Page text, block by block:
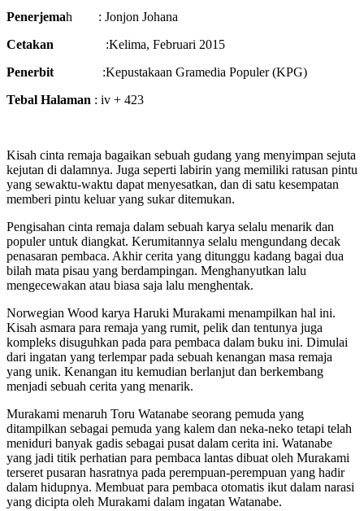
Penerjemah : Jonjon Johana
Cetakan :Kelima, Februari 2015
Penerbit :Kepustakaan Gramedia Populer (KPG)
Tebal Halaman : iv + 423
Kisah cinta remaja bagaikan sebuah gudang yang menyimpan sejuta
kejutan di dalamnya. Juga seperti labirin yang memiliki ratusan pintu
yang sewaktu-waktu dapat menyesatkan, dan di satu kesempatan
memberi pintu keluar yang sukar ditemukan.
Pengisahan cinta remaja dalam sebuah karya selalu menarik dan
populer untuk diangkat. Kerumitannya selalu mengundang decak
penasaran pembaca. Akhir cerita yang ditunggu kadang bagai dua
bilah mata pisau yang berdampingan. Menghanyutkan lalu
mengecewakan atau biasa saja lalu menghentak.
Norwegian Wood karya Haruki Murakami menampilkan hal ini.
Kisah asmara para remaja yang rumit, pelik dan tentunya juga
kompleks disuguhkan pada para pembaca dalam buku ini. Dimulai
dari ingatan yang terlempar pada sebuah kenangan masa remaja
yang unik. Kenangan itu kemudian berlanjut dan berkembang
menjadi sebuah cerita yang menarik.
Murakami menaruh Toru Watanabe seorang pemuda yang
ditampilkan sebagai pemuda yang kalem dan neka-neko tetapi telah
meniduri banyak gadis sebagai pusat dalam cerita ini. Watanabe
yang jadi titik perhatian para pembaca lantas dibuat oleh Murakami
terseret pusaran hasratnya pada perempuan-perempuan yang hadir
dalam hidupnya. Membuat para pembaca otomatis ikut dalam narasi
yang dicipta oleh Murakami dalam ingatan Watanabe.